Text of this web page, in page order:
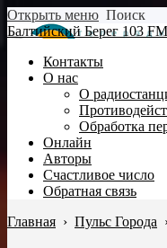
Открыть меню Поиск
Балтийский Берег 103 FM
Контакты
О нас
О
Обработка
Онлайн
Авторы
Счастливое число
Обратная связь
Главная › Пульс Города